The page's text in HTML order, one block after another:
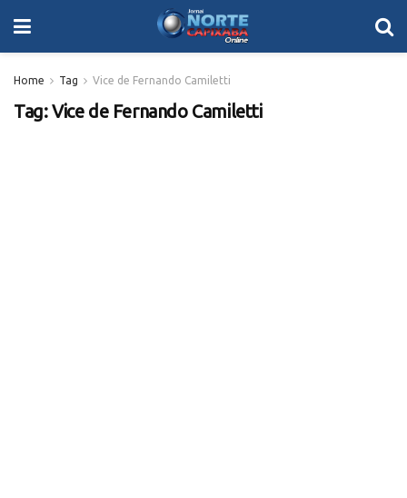
Home Tag Vice de Fernando Camiletti
Tag:Vice de Fernando Camiletti